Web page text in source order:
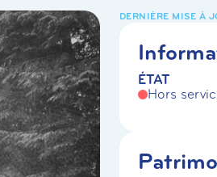
ÉTAT
Hors